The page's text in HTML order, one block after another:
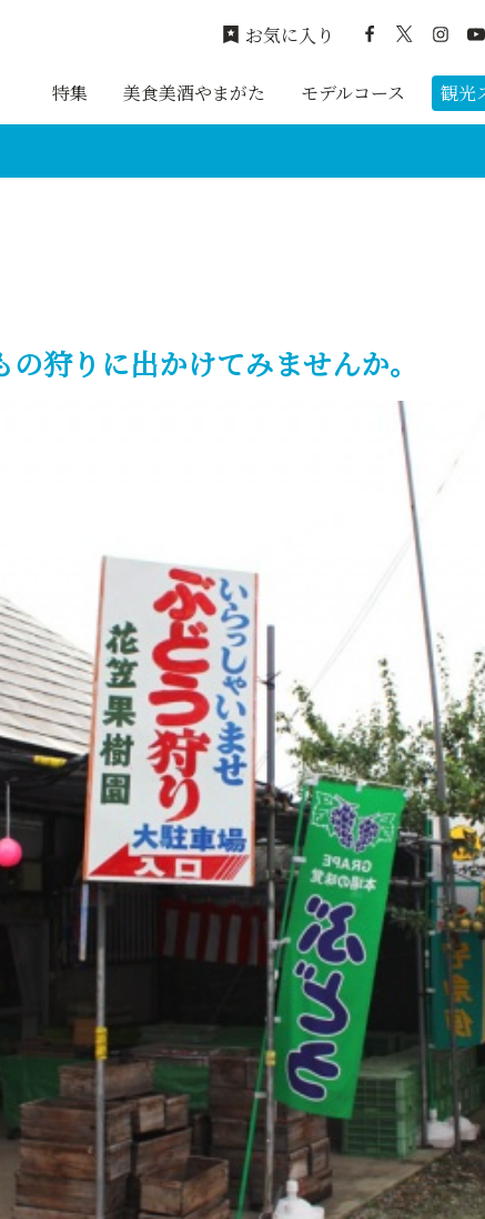
特集 美食美酒やまがた モデルコース 観光
お気に入り
狩りに出かけてみませんか。